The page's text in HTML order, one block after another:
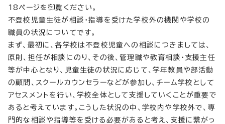
18ページを御覧ください。
不登校児童生徒が相談・指導を受けた学校外の機関や学校の
職員の状況についてです。
まず、最初に、各学校は不登校児童への相談につきましては、
原則、担任が相談にのり、その後、管理職や教育相談・支援主任
等が中心となり、児童生徒の状況に応じて、学年教員や部活動
の顧問、スクールカウンセラーなどが参加し、チーム学校として
アセスメントを行い、学校全体として支援していくことが重要で
あると考えています。こうした状況の中、学校内や学校外で、専
門的な相談や指導等を受ける必要があると考え、支援に繋がっ